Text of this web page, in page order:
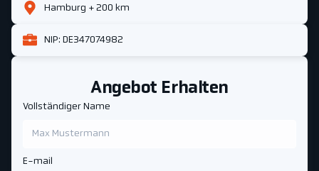
Angebot Erhalten
Vollständiger Name
E-mail
Hamburg + 200 km
NIP: DE347074982